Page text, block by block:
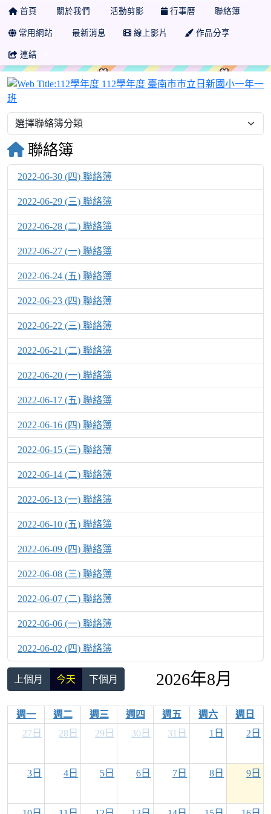
首頁 關於我們 活動剪影 行事曆 聯絡簿
常用網站 最新消息 線上影片 作品分享
連結
聯絡簿
2022-06-30 (四) 聯絡簿
2022-06-29 (三) 聯絡簿
2022-06-28 (二) 聯絡簿
2022-06-27 (一) 聯絡簿
2022-06-24 (五) 聯絡簿
2022-06-23 (四) 聯絡簿
2022-06-22 (三) 聯絡簿
2022-06-21 (二) 聯絡簿
2022-06-20 (一) 聯絡簿
2022-06-17 (五) 聯絡簿
2022-06-16 (四) 聯絡簿
2022-06-15 (三) 聯絡簿
2022-06-14 (二) 聯絡簿
2022-06-13 (一) 聯絡簿
2022-06-10 (五) 聯絡簿
2022-06-09 (四) 聯絡簿
2022-06-08 (三) 聯絡簿
2022-06-07 (二) 聯絡簿
2022-06-06 (一) 聯絡簿
2022-06-02 (四) 聯絡簿
上個月 今天 下個月 2026年8月
週一 週二 週三 週四 週五 週六
週日
27日
28日 29日 30日 31日 1日 2日
3日 4日 5日 6日 7日 8日 9日